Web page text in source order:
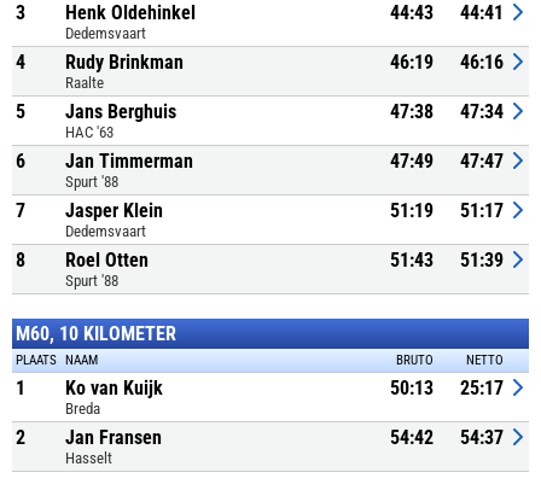
3 Henk Oldehinkel
Dedemsvaart
44:43 44:41
4 Rudy Brinkman
Raalte
46:19 46:16
5 Jans Berghuis
HAC '63
47:38 47:34
6 Jan Timmerman
Spurt '88
47:49 47:47
7 Jasper Klein
Dedemsvaart
51:19 51:17
8 Roel Otten
Spurt '88
51:43 51:39
M60, 10 KILOMETER
PLAATS NAAM BRUTO NETTO
1 Ko van Kuijk
Breda
50:13 25:17
2 Jan Fransen
Hasselt
54:42 54:37